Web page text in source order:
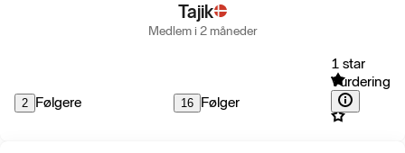
Tajik
Medlem i 2 måneder
2 Følgere 16 Følger
1 star
Vurdering